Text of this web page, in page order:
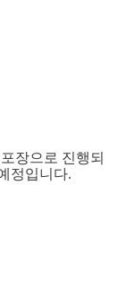
장으로 진행되
정입니다.